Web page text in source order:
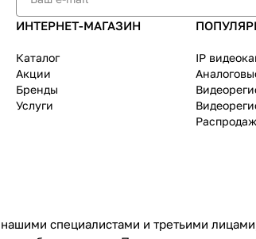
ИНТЕРНЕТ-МАГАЗИН
Каталог
Акции
Бренды
Услуги
IP
специалистами и третьими